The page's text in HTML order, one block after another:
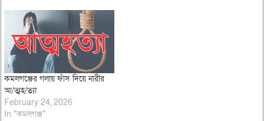
কমলগঞ্জের গলায় ফাঁস দিয়ে নারীর
আ/ত্মহ/ত্যা
February 24, 2026
In "কমলগঞ্জ"